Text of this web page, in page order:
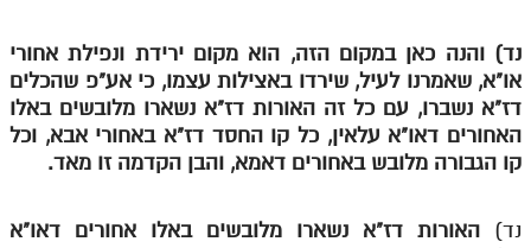
לאתר ספר הרב
דף היומי בזוהר הקדוש
נד) והנה כאן במקום הזה, הוא מקום ירידת ונפילת אחורי
או"א, שאמרנו לעיל, שירדו באצילות עצמו, כי אע"פ שהכלים
דז"א נשברו, עם כל זה האורות דז"א נשארו מלובשים באלו
האחורים דאו"א עלאין, כל קו החסד דז"א באחורי אבא, וכל
קו הגבורה מלובש באחורים דאמא, והבן הקדמה זו מאד.
נד) האורות דז"א נשארו מלובשים באלו אחורים דאו"א